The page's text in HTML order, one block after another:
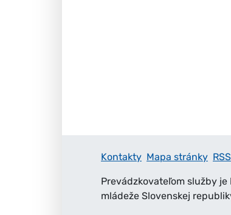
Kontakty Mapa stránky RSS
Prevádzkovateľom služby
mládeže Slovenskej